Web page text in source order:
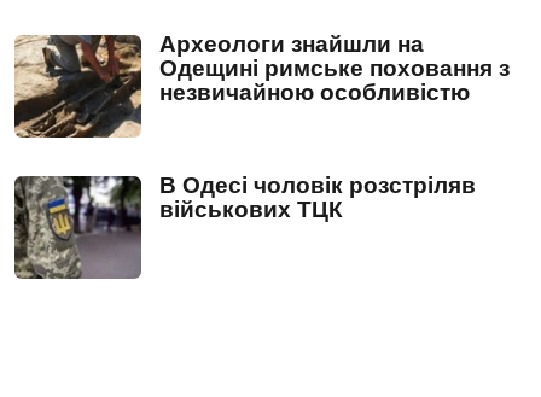
Археологи знайшли на
Одещині римське поховання з
незвичайною особливістю
В Одесі чоловік розстріляв
військових ТЦК